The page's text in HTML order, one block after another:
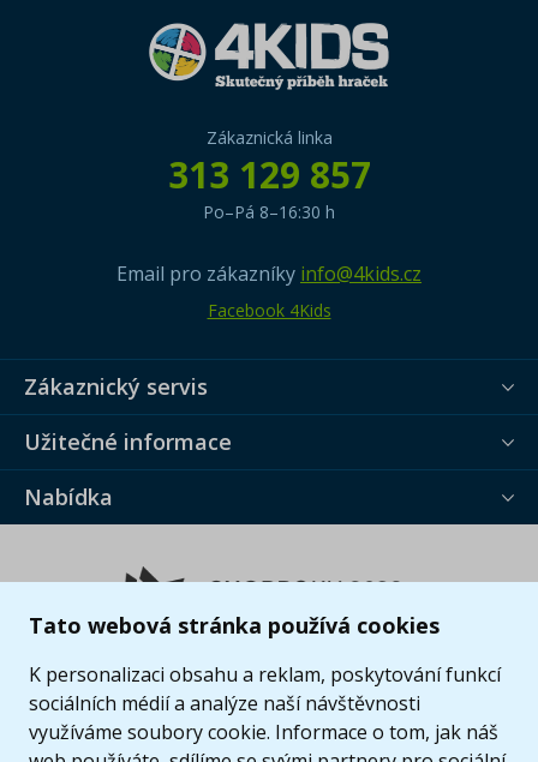
Tato webová stránka používá cookies
K personalizaci obsahu a reklam, poskytování funkcí
sociálních médií a analýze naší návštěvnosti
využíváme soubory cookie. Informace o tom, jak náš
Zákaznická linka
313 129 857
Po–Pá 8–16:30 h
Email pro zákazníky info@4kids.cz
Facebook 4Kids
Zákaznický servis
Užitečné informace
Nabídka